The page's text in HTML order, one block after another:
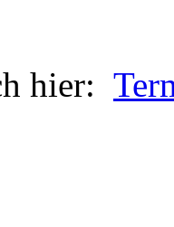
hier: